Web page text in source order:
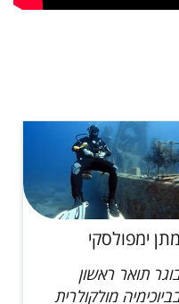
נמרוד קרופניק
כיום סטודנט לתואר
שלישי במעבדת מאירי